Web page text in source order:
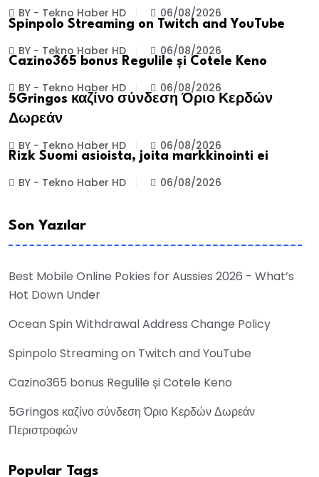
BY - Tekno Haber HD 06/08/2026
Spinpolo Streaming on Twitch and YouTube
BY - Tekno Haber HD 06/08/2026
Cazino365 bonus Regulile și Cotele Keno
BY - Tekno Haber HD 06/08/2026
5Gringos καζίνο σύνδεση Όριο Κερδών
Δωρεάν
BY - Tekno Haber HD 06/08/2026
Rizk Suomi asioista, joita markkinointi ei
BY - Tekno Haber HD 06/08/2026
Son Yazılar
Best Mobile Online Pokies for Aussies 2026 - What’s
Hot Down Under
Ocean Spin Withdrawal Address Change Policy
Spinpolo Streaming on Twitch and YouTube
Cazino365 bonus Regulile și Cotele Keno
5Gringos καζίνο σύνδεση Όριο Κερδών Δωρεάν
Περιστροφών
Popular Tags